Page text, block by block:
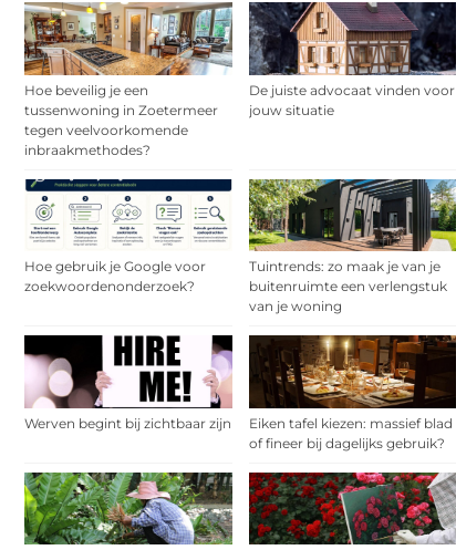
Hoe beveilig je een
tussenwoning in Zoetermeer
tegen veelvoorkomende
inbraakmethodes?
De juiste advocaat vinden voor
jouw situatie
Hoe gebruik je Google voor
zoekwoordenonderzoek?
Tuintrends: zo maak je van je
buitenruimte een verlengstuk
van je woning
Werven begint bij zichtbaar zijn
Eiken tafel kiezen: massief blad
of fineer bij dagelijks gebruik?